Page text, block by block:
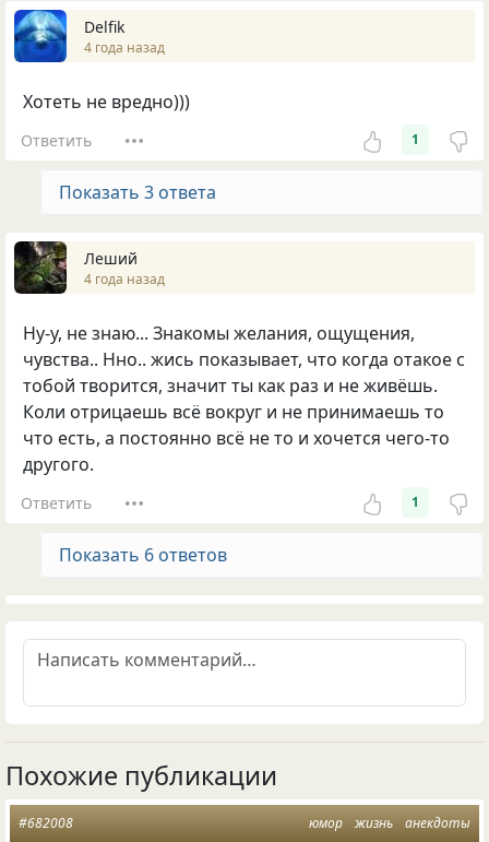
Delfik
4 года назад
Хотеть не вредно)))
Ответить 1
Показать 3 ответа
Леший
4 года назад
Ну-у, не знаю... Знакомы желания, ощущения,
чувства.. Нно.. жись показывает, что когда отакое с
тобой творится, значит ты как раз и не живёшь.
Коли отрицаешь всё вокруг и не принимаешь то
что есть, а постоянно всё не то и хочется чего-то
другого.
Ответить 1
Показать 6 ответов
Похожие публикации
юмор жизнь анекдоты
#682008